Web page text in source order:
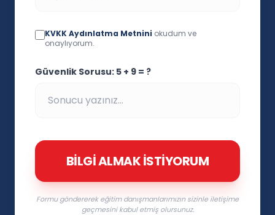
KVKK Aydınlatma Metnini okudum ve
onaylıyorum.
Güvenlik Sorusu: 5 + 9 = ?
BILGI ALMAK İSTIYORUM
Formu göndererek eğitim danışmanlarımızın sizinle iletişime
geçmesini kabul etmiş olursunuz.